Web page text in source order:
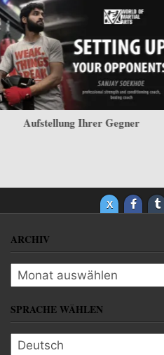
JEET KUNE DO — „Weg der
abfangenden Faust“
ARCHIV
Archiv
SPRACHE WÄHLEN
Sprache wählen